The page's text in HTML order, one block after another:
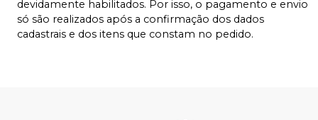
devidamente habilitados. Por isso, o pagamento e envio
só são realizados após a confirmação dos dados
cadastrais e dos itens que constam no pedido.